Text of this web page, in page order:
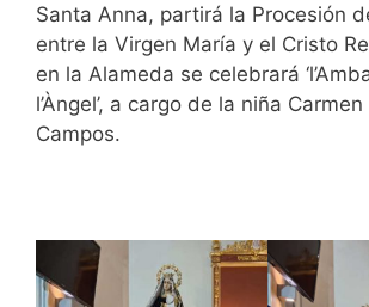
Santa Anna, partirá la Procesión
entre la Virgen María y el Cristo
en la Alameda se celebrará
l’Àngel’, a cargo de la niña
Campos.